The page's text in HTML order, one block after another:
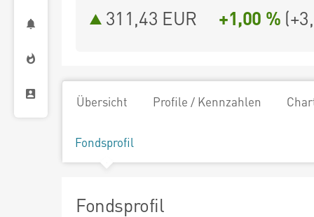
311,43 EUR +1,00 % (
Übersicht Profile / Kennzahlen
Fondsprofil
Fondsprofil